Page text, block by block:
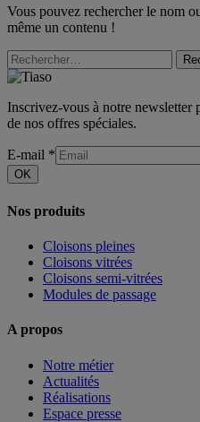
Vous pouvez rechercher le nom
même un contenu !
Inscrivez-vous à notre newsletter
de nos offres spéciales.
E-mail *
OK
Nos produits
Cloisons pleines
Cloisons vitrées
Cloisons semi-vitrées
Modules de passage
A propos
Notre métier
Actualités
Réalisations
Espace presse